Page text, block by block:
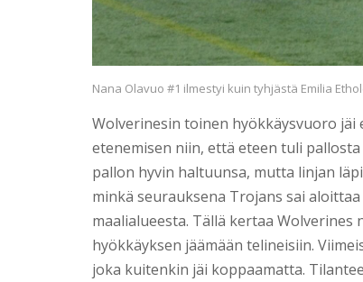
Nana Olavuo #1 ilmestyi kuin tyhjästä Emilia
Wolverinesin toinen hyökkäysvuoro
etenemisen niin, että eteen tuli
pallon hyvin haltuunsa, mutta linjan
minkä seurauksena Trojans sai
maalialueesta. Tällä kertaa
hyökkäyksen jäämään telineisiin.
joka kuitenkin jäi koppaamatta.